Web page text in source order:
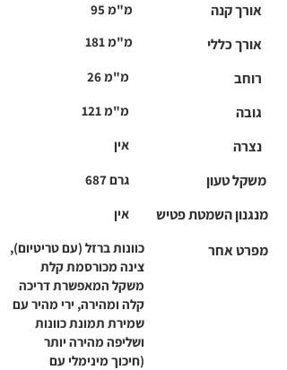
95 מ"מ
181 מ"מ
26 מ"מ
121 מ"מ
אין
אורך קנה
אורך כללי
רוחב
גובה
נצרה
687 גרם משקל טעון
אין מנגנון השמטת פטיש
כוונות ברזל (עם טריטיום),
צינה מכורסמת קלת
משקל המאפשרת דריכה
קלה ומהירה, ירי מהיר עם
שמירת תמונת כוונות
ושליפה מהירה יותר
(חיכוך מינימלי עם
מפרט אחר